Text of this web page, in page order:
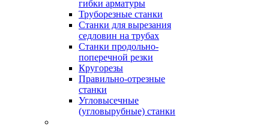
гибки арматуры
Труборезные станки
Станки для вырезания
седловин на трубаx
Станки продольно-
поперечной резки
Кругорезы
Правильно-отрезные
станки
Угловысечные
(угловырубные) станки